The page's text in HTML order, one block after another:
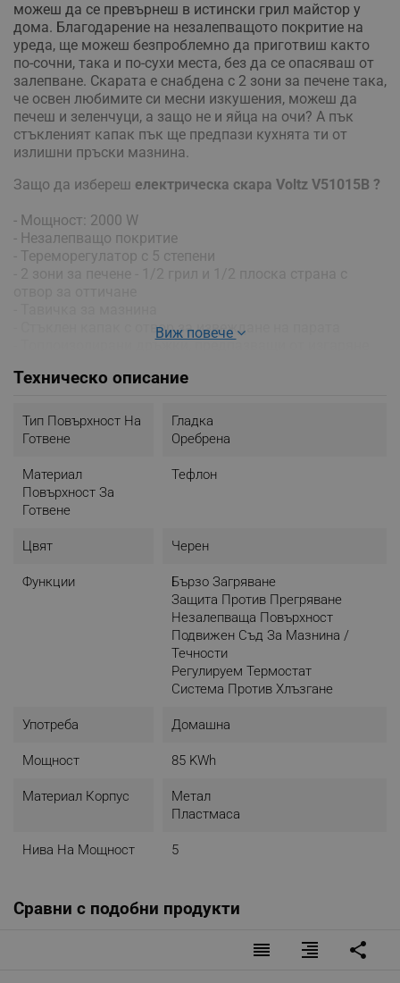
можеш да се превърнеш в истински грил майстор у
дома. Благодарение на незалепващото покритие на
уреда, ще можеш безпроблемно да приготвиш както
по-сочни, така и по-сухи места, без да се опасяваш от
залепване. Скарата е снабдена с 2 зони за печене така,
че освен любимите си месни изкушения, можеш да
печеш и зеленчуци, а защо не и яйца на очи? А пък
стъкленият капак пък ще предпази кухнята ти от
излишни пръски мазнина.
Защо да избереш eлектрическа скара Voltz V51015B ?
- Мощност: 2000 W
- Незалепващо покритие
- Тереморегулатор с 5 степени
- Стъклен капак с отвор за извеждане на парата
- Топлоизолирани дръжки, предпазващи от изгаряне
- Размери: 57 х 34 см
Виж повече
Техническо описание
Тип Повърхност На
Готвене
Гладка
Оребрена
Материал
Повърхност За
Готвене
Тефлон
Цвят Черен
Функции
Бързо Загряване
Защита Против Прегряване
Незалепваща Повърхност
Подвижен Съд За Мазнина /
Течности
Регулируем Термостат
Система Против Хлъзгане
Употреба Домашна
Мощност 85 KWh
Материал Корпус
Метал
Пластмаса
Нива На Мощност 5
Сравни с подобни продукти
reorder format_align_right share